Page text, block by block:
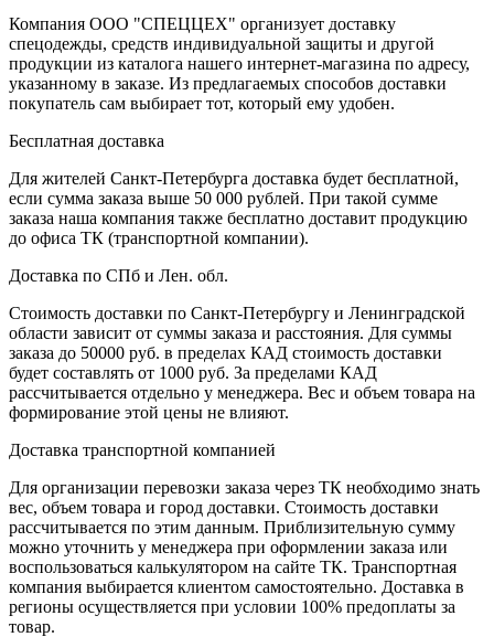
Компания ООО "СПЕЦЦЕХ" организует доставку
спецодежды, средств индивидуальной защиты и другой
продукции из каталога нашего интернет-магазина по адресу,
указанному в заказе. Из предлагаемых способов доставки
покупатель сам выбирает тот, который ему удобен.
Бесплатная доставка
Для жителей Санкт-Петербурга доставка будет бесплатной,
если сумма заказа выше 50 000 рублей. При такой сумме
заказа наша компания также бесплатно доставит продукцию
до офиса ТК (транспортной компании).
Доставка по СПб и Лен. обл.
Стоимость доставки по Санкт-Петербургу и Ленинградской
области зависит от суммы заказа и расстояния. Для суммы
заказа до 50000 руб. в пределах КАД стоимость доставки
будет составлять от 1000 руб. За пределами КАД
рассчитывается отдельно у менеджера. Вес и объем товара на
формирование этой цены не влияют.
Доставка транспортной компанией
Для организации перевозки заказа через ТК необходимо знать
вес, объем товара и город доставки. Стоимость доставки
рассчитывается по этим данным. Приблизительную сумму
можно уточнить у менеджера при оформлении заказа или
воспользоваться калькулятором на сайте ТК. Транспортная
компания выбирается клиентом самостоятельно. Доставка в
регионы осуществляется при условии 100% предоплаты за
товар.